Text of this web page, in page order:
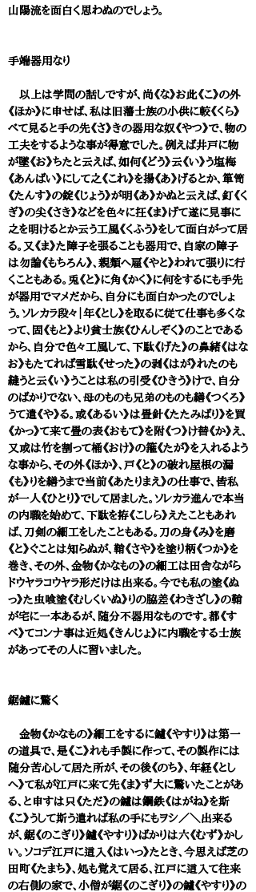
山陽流を面白く思わぬのでしょう。
手端器用なり
以上は学問の話しですが、尚《な》お此《こ》の外
《ほか》に申せば、私は旧藩士族の小供に較《くら》
べて見ると手の先《さ》きの器用な奴《やつ》で、物の
工夫をするような事が得意でした。例えば井戸に物
が墜《お》ちたと云えば、如何《どう》云《い》う塩梅
《あんばい》にして之《これ》を揚《あ》げるとか、箪笥
《たんす》の錠《じょう》が明《あ》かぬと云えば、釘《く
ぎ》の尖《さき》などを色々に抂《ま》げて遂に見事に
之を明けるとか云う工風《くふう》をして面白がって居
る。又《ま》た障子を張ることも器用で、自家の障子
は勿論《もちろん》、親類へ雇《やと》われて張りに行
くこともある。兎《と》に角《かく》に何をするにも手先
が器用でマメだから、自分にも面白かったのでしょ
う。ソレカラ段々｜年《とし》を取るに従て仕事も多くな
って、固《もと》より貧士族《ひんしぞく》のことである
から、自分で色々工風して、下駄《げた》の鼻緒《はな
お》もたてれば雪駄《せった》の剥《はが》れたのも
縫うと云《い》うことは私の引受《ひきう》けで、自分
のばかりでない、母のものも兄弟のものも繕《つくろ》
うて遣《や》る。或《あるい》は畳針《たたみばり》を買
《かっ》て来て畳の表《おもて》を附《つ》け替《か》え、
又或は竹を割って桶《おけ》の箍《たが》を入れるよう
な事から、その外《ほか》、戸《と》の破れ屋根の漏
《も》りを繕うまで当前《あたりまえ》の仕事で、皆私
が一人《ひとり》でして居ました。ソレカラ進んで本当
の内職を始めて、下駄を拵《こしら》えたこともあれ
ば、刀剣の細工をしたこともある。刀の身《み》を磨
《と》ぐことは知らぬが、鞘《さや》を塗り柄《つか》を
巻き、その外、金物《かなもの》の細工は田舎ながら
ドウヤラコウヤラ形だけは出来る。今でも私の塗《ぬ
っ》た虫喰塗《むしくいぬ》りの脇差《わきざし》の鞘
が宅に一本あるが、随分不器用なものです。都《す
べ》てコンナ事は近処《きんじょ》に内職をする士族
があってその人に習いました。
鋸鑢に驚く
金物《かなもの》細工をするに鑢《やすり》は第一
の道具で、是《こ》れも手製に作って、その製作には
随分苦心して居た所が、その後《のち》、年経《とし
へ》て私が江戸に来て先《ま》ず大に驚いたことがあ
る、と申すは只《ただ》の鑢は鋼鉄《はがね》を斯
《こ》うして斯う遣れば私の手にもヲシ／＼出来る
が、鋸《のこぎり》鑢《やすり》ばかりは六《むず》かし
い。ソコデ江戸に這入《はいっ》たとき、今思えば芝の
田町《たまち》、処も覚えて居る、江戸に這入て往来
の右側の家で、小僧が鋸《のこぎり》の鑢《やすり》の